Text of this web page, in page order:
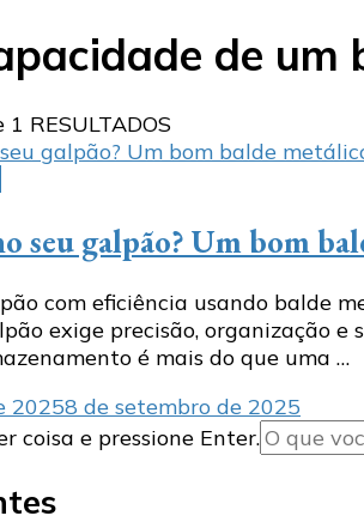
de um
RESULTADOS
seu galpão? Um bom
com eficiência usando balde
exige precisão, organização e
é mais do que uma …
20258 de setembro de 2025
coisa e pressione Enter.